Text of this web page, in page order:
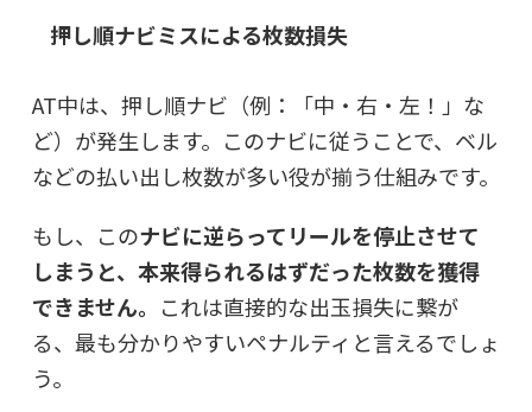
押し順ナビミスによる枚数損失
AT中は、押し順ナビ（例：「中・右・左！」な
ど）が発生します。このナビに従うことで、ベル
などの払い出し枚数が多い役が揃う仕組みです。
もし、このナビに逆らってリールを停止させて
しまうと、本来得られるはずだった枚数を獲得
できません。 これは直接的な出玉損失に繋が
る、最も分かりやすいペナルティと言えるでしょ
う。